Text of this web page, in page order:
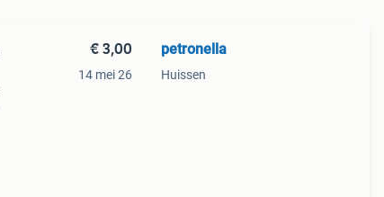
€ 3,00
14 mei 26
petronella
Huissen